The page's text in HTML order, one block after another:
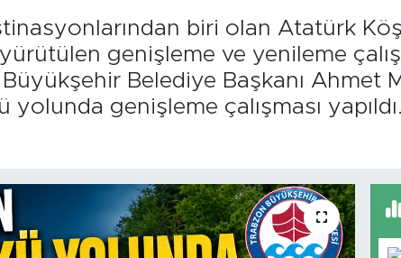
biri olan Atatürk
genişleme ve yenileme
Belediye Başkanı Ahmet
genişleme çalışması